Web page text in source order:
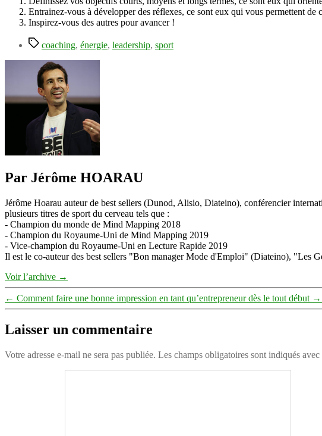
Entrainez-vous à développer des réflexes, ce sont eux qui vous permettent
Inspirez-vous des autres pour avancer !
Étiquettes
coaching, énergie, leadership, sport
Par Jérôme HOARAU
Jérôme Hoarau auteur de best sellers (Dunod, Alisio, Diateino), conférencier
plusieurs titres de sport du cerveau tels que :
- Champion du monde de Mind Mapping 2018
- Champion du Royaume-Uni de Mind Mapping 2019
- Vice-champion du Royaume-Uni en Lecture Rapide 2019
Il est le co-auteur des best sellers "Bon manager Mode d'Emploi" (Diateino), "Les
Voir l’archive →
← Comment faire une bonne impression en tant qu’entrepreneur dès le tout début →
Laisser un commentaire
Votre adresse e-mail ne sera pas publiée. Les champs obligatoires sont indiqués avec